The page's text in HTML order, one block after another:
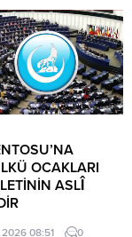
OCAKLARI
ASLÎ
Prof. Dr. İlyas
08:51 0